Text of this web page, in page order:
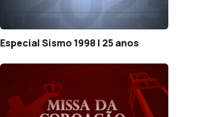
Especial Sismo 1998 | 25 anos